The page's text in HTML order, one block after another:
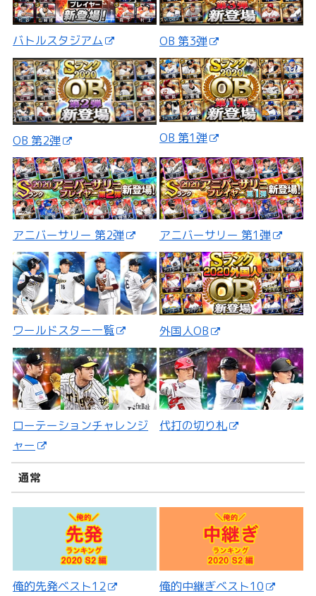
バトルスタジアム OB 第3弾
OB 第2弾 OB 第1弾
アニバーサリー 第2弾 アニバーサリー 第1弾
ワールドスター一覧 外国人OB
ローテーションチャレンジ
ャー
代打の切り札
通常
俺的先発ベスト12 俺的中継ぎベスト10